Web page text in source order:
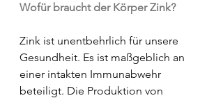
Wofür braucht der Körper Zink?
Zink ist unentbehrlich für unsere
Gesundheit. Es ist maßgeblich an
einer intakten Immunabwehr
beteiligt. Die Produktion von